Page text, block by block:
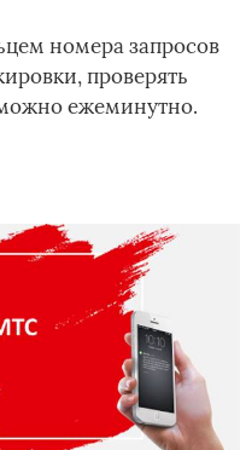
номера запросов
проверять
ежеминутно.